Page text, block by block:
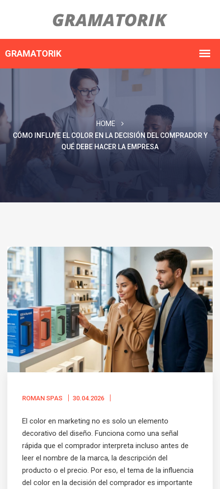
HOME
CÓMO INFLUYE EL COLOR EN LA DECISIÓN DEL COMPRADOR Y
QUÉ DEBE HACER LA EMPRESA
ROMAN SPAS 30.04.2026
El color en marketing no es solo un elemento
decorativo del diseño. Funciona como una señal
rápida que el comprador interpreta incluso antes de
leer el nombre de la marca, la descripción del
producto o el precio. Por eso, el tema de la influencia
del color en la decisión del comprador es importante